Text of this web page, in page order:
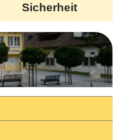
Sicherheit